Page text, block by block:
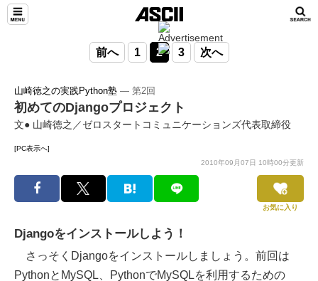
前へ 1 2 3 次へ
山崎徳之の実践Python塾 ― 第2回
初めてのDjangoプロジェクト
文● 山崎徳之／ゼロスタートコミュニケーションズ代表取締役
[PC表示へ]
2010年09月07日 10時00分更新
お気に入り
Djangoをインストールしよう！
さっそくDjangoをインストールしましょう。前回は
PythonとMySQL、PythonでMySQLを利用するための